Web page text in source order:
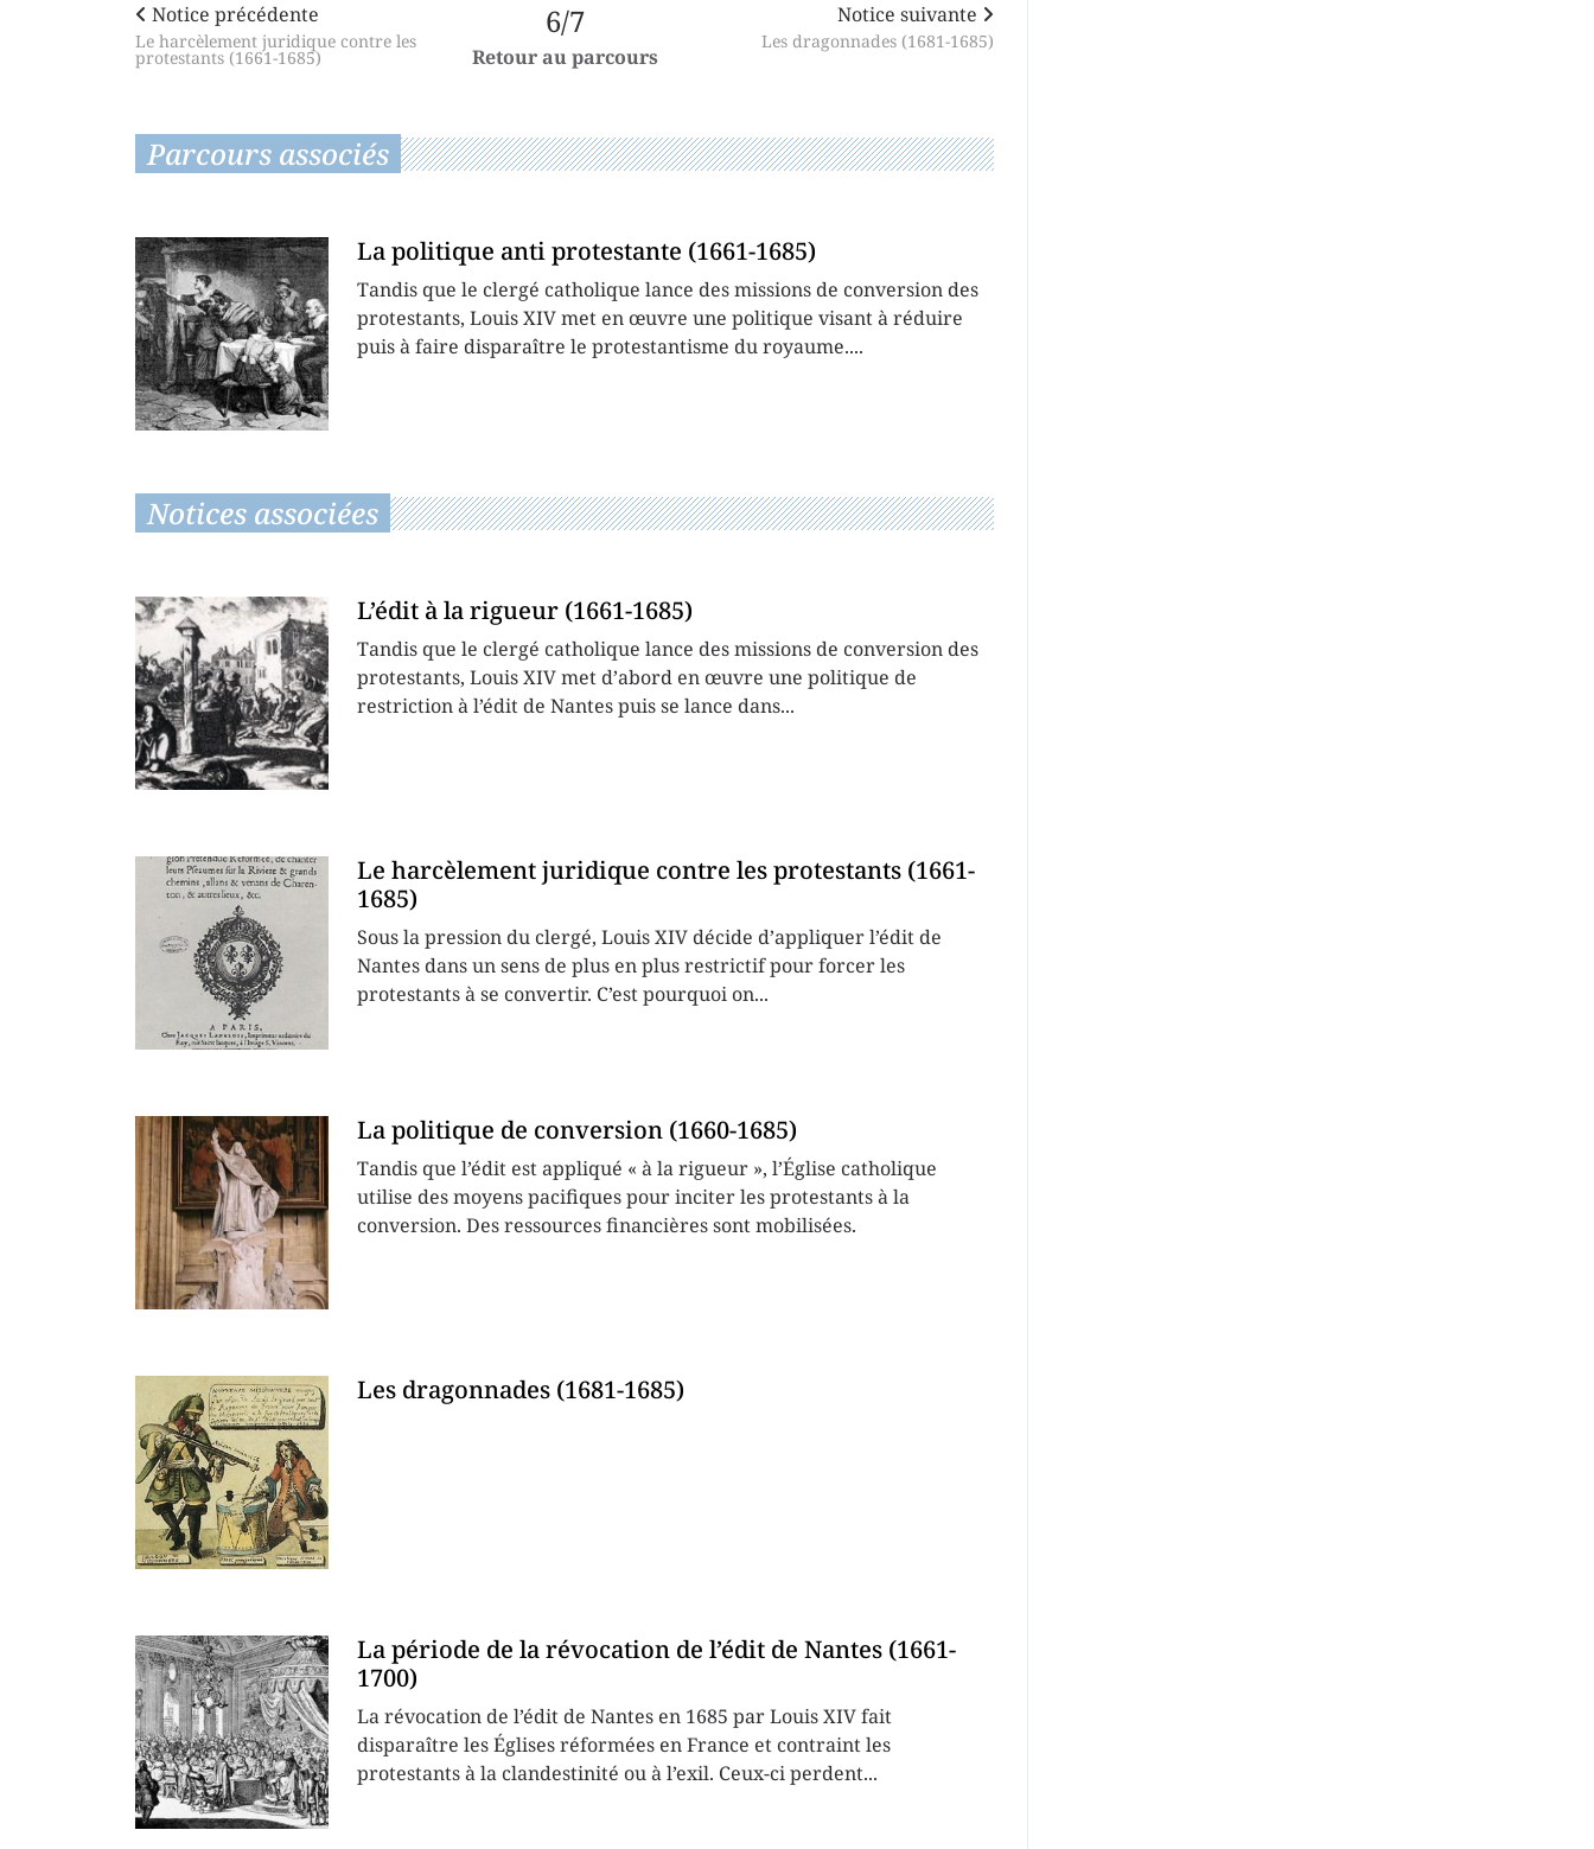
Notice précédente
Le harcèlement juridique contre les
protestants (1661-1685)
6/7
Retour au parcours
Notice suivante
Les dragonnades (1681-1685)
Parcours associés
La politique anti protestante (1661-1685)
Tandis que le clergé catholique lance des missions de conversion des
protestants, Louis XIV met en œuvre une politique visant à réduire
puis à faire disparaître le protestantisme du royaume....
Notices associées
L’édit à la rigueur (1661-1685)
Tandis que le clergé catholique lance des missions de conversion des
protestants, Louis XIV met d’abord en œuvre une politique de
restriction à l’édit de Nantes puis se lance dans...
Le harcèlement juridique contre les protestants (1661-
1685)
Sous la pression du clergé, Louis XIV décide d’appliquer l’édit de
Nantes dans un sens de plus en plus restrictif pour forcer les
protestants à se convertir. C’est pourquoi on...
La politique de conversion (1660-1685)
Tandis que l’édit est appliqué « à la rigueur », l’Église catholique
utilise des moyens pacifiques pour inciter les protestants à la
conversion. Des ressources financières sont mobilisées.
Les dragonnades (1681-1685)
La période de la révocation de l’édit de Nantes (1661-
1700)
La révocation de l’édit de Nantes en 1685 par Louis XIV fait
disparaître les Églises réformées en France et contraint les
protestants à la clandestinité ou à l’exil. Ceux-ci perdent...